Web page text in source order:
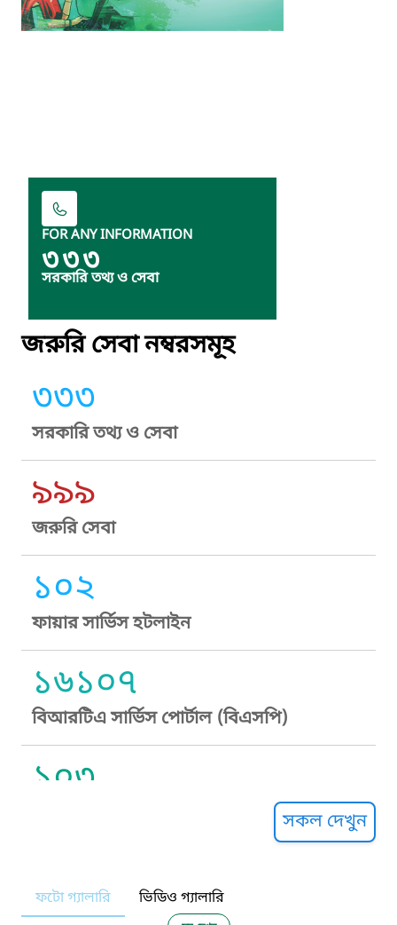
FOR ANY INFORMATION
৩৩৩
সরকারি তথ্য ও সেবা
জরুরি সেবা নম্বরসমূহ
৩৩৩
সরকারি তথ্য ও সেবা
৯৯৯
জরুরি সেবা
১০২
ফায়ার সার্ভিস হটলাইন
১৬১০৭
বিআরটিএ সার্ভিস পোর্টাল (বিএসপি)
১০৩
নারী ও শিশু নির্যাতন প্রতিরোধ
সকল দেখুন
ফটো গ্যালারি ভিডিও গ্যালারি